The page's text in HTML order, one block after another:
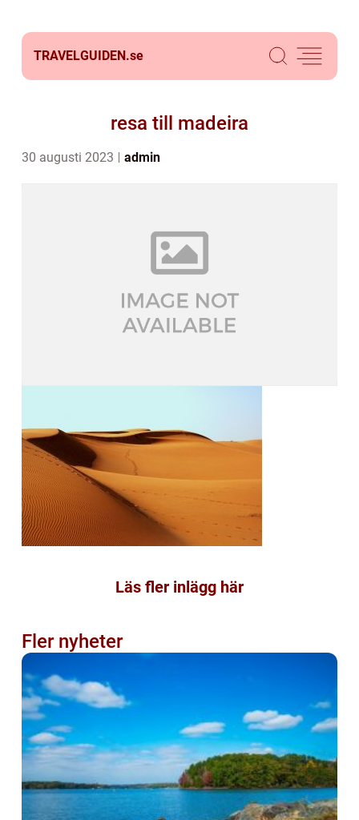
TRAVELGUIDEN.se
resa till madeira
30 augusti 2023 admin
Läs fler inlägg här
Fler nyheter